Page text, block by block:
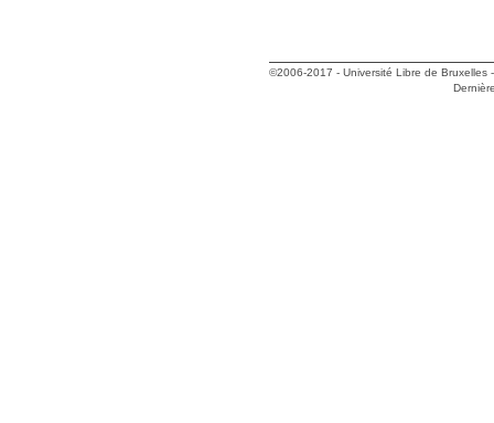
©2006-2017 - Université Libre de Bruxelles